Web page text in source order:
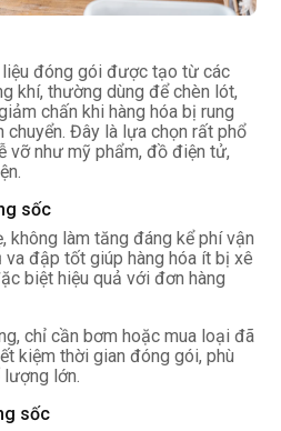
liệu đóng gói được tạo từ các
khí, thường dùng để chèn lót,
chấn khi hàng hóa bị rung
chuyển. Đây là lựa chọn rất phổ
vỡ như mỹ phẩm, đồ điện tử,
sốc
không làm tăng đáng kể phí vận
va đập tốt giúp hàng hóa ít bị xê
biệt hiệu quả với đơn hàng
chỉ cần bơm hoặc mua loại đã
kiệm thời gian đóng gói, phù
lớn.
sốc